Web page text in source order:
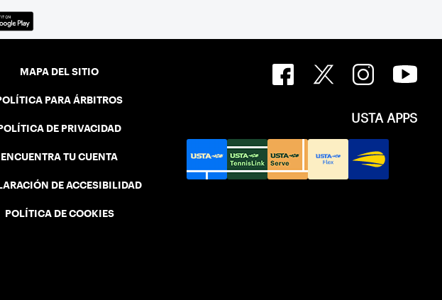
MAPA DEL SITIO
PARA ÁRBITROS
POLÍTICA DE PRIVACIDAD
ENCUENTRA TU CUENTA
DE ACCESIBILIDAD
POLÍTICA DE COOKIES
USTA APPS